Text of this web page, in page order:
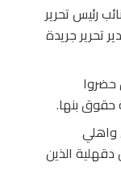
رئيس تحرير
تحرير جريدة
حضروا
حقوق بنها.
واهلي
دقهلية الذين